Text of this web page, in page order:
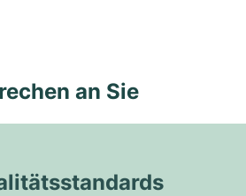
an Sie